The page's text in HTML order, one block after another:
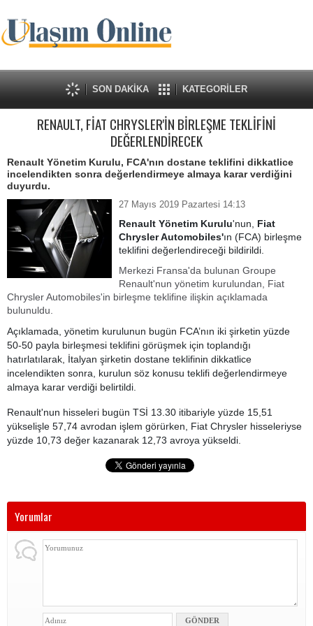
SON DAKİKA KATEGORİLER
RENAULT, FİAT CHRYSLER'İN BİRLEŞME TEKLİFİNİ
DEĞERLENDİRECEK
Renault Yönetim Kurulu, FCA'nın dostane teklifini dikkatlice
incelendikten sonra değerlendirmeye almaya karar verdiğini
duyurdu.
27 Mayıs 2019 Pazartesi 14:13
Renault Yönetim Kurulu'nun,
Fiat
Chrysler Automobiles'ın (FCA) birleşme
teklifini değerlendireceği bildirildi.
Merkezi Fransa'da bulunan Groupe
Renault'nun yönetim kurulundan, Fiat
Chrysler Automobiles'in birleşme teklifine ilişkin açıklamada
bulunuldu.
Açıklamada, yönetim kurulunun bugün FCA’nın iki şirketin yüzde
50-50 payla birleşmesi teklifini görüşmek için toplandığı
hatırlatılarak, İtalyan şirketin dostane teklifinin dikkatlice
incelendikten sonra, kurulun söz konusu teklifi değerlendirmeye
almaya karar verdiği belirtildi.
Renault'nun hisseleri bugün TSİ 13.30 itibariyle yüzde 15,51
yükselişle 57,74 avrodan işlem görürken, Fiat Chrysler hisseleriyse
yüzde 10,73 değer kazanarak 12,73 avroya yükseldi.
Yorumlar